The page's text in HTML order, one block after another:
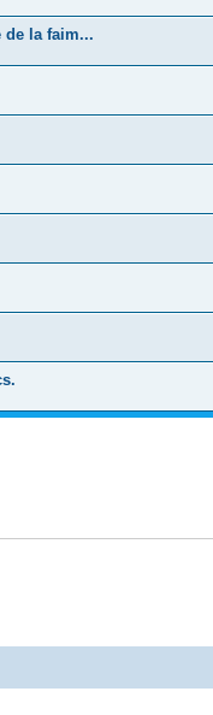
de la faim...